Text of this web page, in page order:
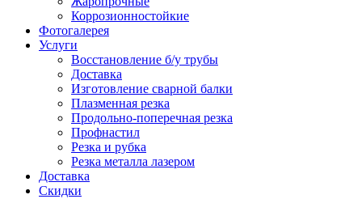
Коррозионностойкие
Фотогалерея
Услуги
Восстановление б/у трубы
Доставка
Изготовление сварной балки
Плазменная резка
Продольно-поперечная резка
Профнастил
Резка и рубка
Резка металла лазером
Доставка
Скидки